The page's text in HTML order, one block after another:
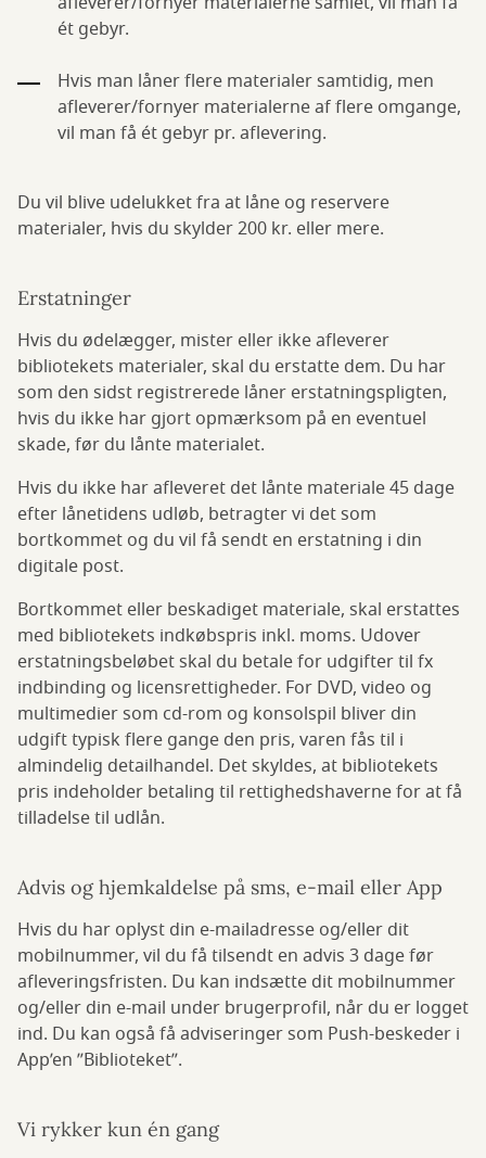
ét gebyr.
Hvis man låner flere materialer samtidig, men
afleverer/fornyer materialerne af flere omgange,
vil man få ét gebyr pr. aflevering.
Du vil blive udelukket fra at låne og reservere
materialer, hvis du skylder 200 kr. eller mere.
Erstatninger
Hvis du ødelægger, mister eller ikke afleverer
bibliotekets materialer, skal du erstatte dem. Du har
som den sidst registrerede låner erstatningspligten,
hvis du ikke har gjort opmærksom på en eventuel
skade, før du lånte materialet.
Hvis du ikke har afleveret det lånte materiale 45 dage
efter lånetidens udløb, betragter vi det som
bortkommet og du vil få sendt en erstatning i din
digitale post.
Bortkommet eller beskadiget materiale, skal erstattes
med bibliotekets indkøbspris inkl. moms. Udover
erstatningsbeløbet skal du betale for udgifter til fx
indbinding og licensrettigheder. For DVD, video og
multimedier som cd-rom og konsolspil bliver din
udgift typisk flere gange den pris, varen fås til i
almindelig detailhandel. Det skyldes, at bibliotekets
pris indeholder betaling til rettighedshaverne for at få
tilladelse til udlån.
Advis og hjemkaldelse på sms, e-mail eller App
Hvis du har oplyst din e-mailadresse og/eller dit
mobilnummer, vil du få tilsendt en advis 3 dage før
afleveringsfristen. Du kan indsætte dit mobilnummer
og/eller din e-mail under brugerprofil, når du er logget
ind. Du kan også få adviseringer som Push-beskeder i
App’en ”Biblioteket”.
Vi rykker kun én gang